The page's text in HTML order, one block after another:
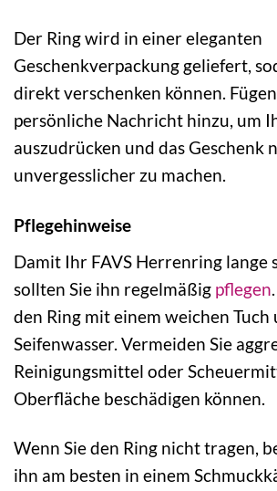
Der Ring wird in einer eleganten
Geschenkverpackung geliefert,
direkt verschenken können.
persönliche Nachricht hinzu, um
auszudrücken und das Geschenk
unvergesslicher zu machen.
Pflegehinweise
Damit Ihr FAVS Herrenring lange
sollten Sie ihn regelmäßig pflegen
den Ring mit einem weichen Tuch
Seifenwasser. Vermeiden Sie
Reinigungsmittel oder
Oberfläche beschädigen können.
Wenn Sie den Ring nicht tragen,
ihn am besten in einem